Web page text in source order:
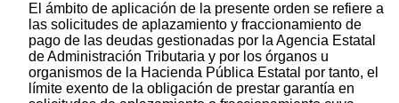
El ámbito de aplicación de la presente orden se refiere a
las solicitudes de aplazamiento y fraccionamiento de
pago de las deudas gestionadas por la Agencia Estatal
de Administración Tributaria y por los órganos u
organismos de la Hacienda Pública Estatal por tanto, el
límite exento de la obligación de prestar garantía en